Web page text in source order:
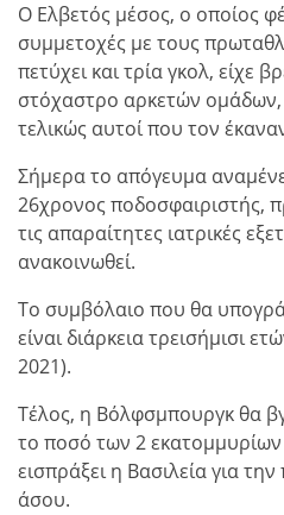
Ο Ελβετός μέσος, ο οποίος
συμμετοχές με τους
πετύχει και τρία γκολ, είχε
στόχαστρο αρκετών ομάδων,
τελικώς αυτοί που τον
Σήμερα το απόγευμα
26χρονος ποδοσφαιριστής,
τις απαραίτητες ιατρικές
ανακοινωθεί.
Το συμβόλαιο που θα
είναι διάρκεια τρεισήμισι
2021).
Τέλος, η Βόλφσμπουργκ θα
το ποσό των 2
εισπράξει η Βασιλεία για
άσου.